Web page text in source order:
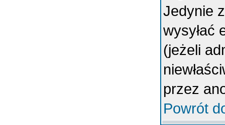
Jedynie
wysyłać
(jeżeli
przez
Powrót